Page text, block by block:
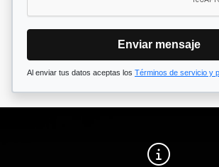
Enviar mensaje
Al enviar tus datos aceptas los Términos de servicio y